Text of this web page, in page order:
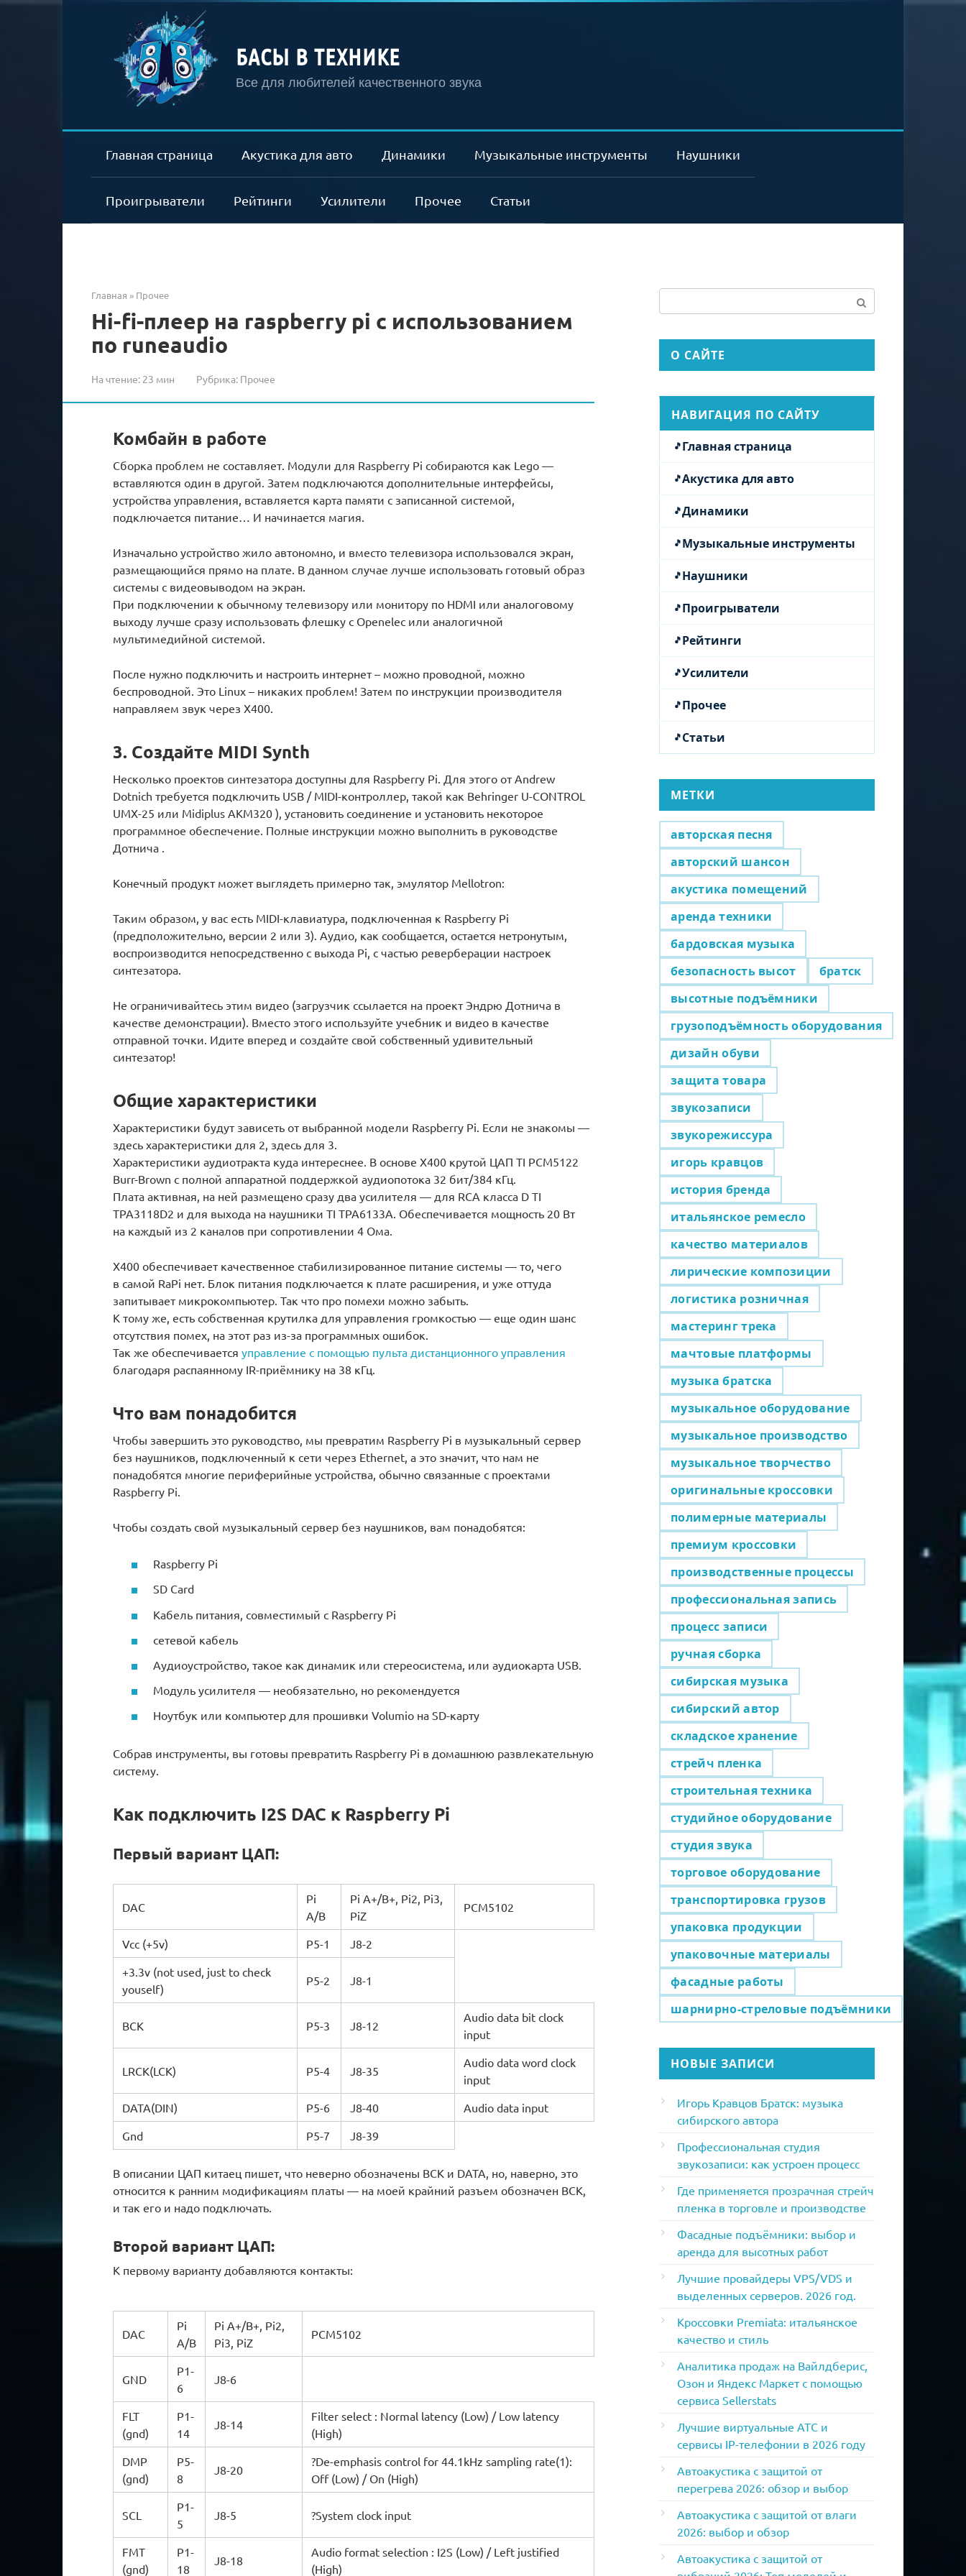
БАСЫ В ТЕХНИКЕ
Все для любителей качественного звука
Главная страница Акустика для авто Динамики Музыкальные инструменты Наушники
Проигрыватели Рейтинги Усилители Прочее Статьи
Главная » Прочее
Hi-fi-плеер на raspberry pi с использованием
по runeaudio
На чтение: 23 мин Рубрика: Прочее
Комбайн в работе
Сборка проблем не составляет. Модули для Raspberry Pi собираются как Lego —
вставляются один в другой. Затем подключаются дополнительные интерфейсы,
устройства управления, вставляется карта памяти с записанной системой,
подключается питание… И начинается магия.
Изначально устройство жило автономно, и вместо телевизора использовался экран,
размещающийся прямо на плате. В данном случае лучше использовать готовый образ
системы с видеовыводом на экран.
При подключении к обычному телевизору или монитору по HDMI или аналоговому
выходу лучше сразу использовать флешку с Openelec или аналогичной
мультимедийной системой.
После нужно подключить и настроить интернет – можно проводной, можно
беспроводной. Это Linux – никаких проблем! Затем по инструкции производителя
направляем звук через X400.
3. Создайте MIDI Synth
Несколько проектов синтезатора доступны для Raspberry Pi. Для этого от Andrew
Dotnich требуется подключить USB / MIDI-контроллер, такой как Behringer U-CONTROL
UMX-25 или Midiplus AKM320 ), установить соединение и установить некоторое
программное обеспечение. Полные инструкции можно выполнить в руководстве
Дотнича .
Конечный продукт может выглядеть примерно так, эмулятор Mellotron:
Таким образом, у вас есть MIDI-клавиатура, подключенная к Raspberry Pi
(предположительно, версии 2 или 3). Аудио, как сообщается, остается нетронутым,
воспроизводится непосредственно с выхода Pi, с частью реверберации настроек
синтезатора.
Не ограничивайтесь этим видео (загрузчик ссылается на проект Эндрю Дотнича в
качестве демонстрации). Вместо этого используйте учебник и видео в качестве
отправной точки. Идите вперед и создайте свой собственный удивительный
синтезатор!
Общие характеристики
Характеристики будут зависеть от выбранной модели Raspberry Pi. Если не знакомы —
здесь характеристики для 2, здесь для 3.
Характеристики аудиотракта куда интереснее. В основе X400 крутой ЦАП TI PCM5122
Burr-Brown с полной аппаратной поддержкой аудиопотока 32 бит/384 кГц.
Плата активная, на ней размещено сразу два усилителя — для RCA класса D TI
TPA3118D2 и для выхода на наушники TI TPA6133A. Обеспечивается мощность 20 Вт
на каждый из 2 каналов при сопротивлении 4 Ома.
X400 обеспечивает качественное стабилизированное питание системы — то, чего
в самой RaPi нет. Блок питания подключается к плате расширения, и уже оттуда
запитывает микрокомпьютер. Так что про помехи можно забыть.
К тому же, есть собственная крутилка для управления громкостью — еще один шанс
отсутствия помех, на этот раз из-за программных ошибок.
Так же обеспечивается управление с помощью пульта дистанционного управления
благодаря распаянному IR-приёмнику на 38 кГц.
Что вам понадобится
Чтобы завершить это руководство, мы превратим Raspberry Pi в музыкальный сервер
без наушников, подключенный к сети через Ethernet, а это значит, что нам не
понадобятся многие периферийные устройства, обычно связанные с проектами
Raspberry Pi.
Чтобы создать свой музыкальный сервер без наушников, вам понадобятся:
Raspberry Pi
SD Card
Кабель питания, совместимый с Raspberry Pi
сетевой кабель
Аудиоустройство, такое как динамик или стереосистема, или аудиокарта USB.
Модуль усилителя — необязательно, но рекомендуется
Ноутбук или компьютер для прошивки Volumio на SD-карту
Собрав инструменты, вы готовы превратить Raspberry Pi в домашнюю развлекательную
систему.
Как подключить I2S DAC к Raspberry Pi
Первый вариант ЦАП:
DAC
Pi
A/B
Pi A+/B+, Pi2, Pi3,
PiZ
PCM5102
Vcc (+5v) P5-1
J8-2
+3.3v (not used, just to check
youself)
P5-2 J8-1
BCK P5-3 J8-12
Audio data bit clock
input
LRCK(LCK) P5-4 J8-35
Audio data word clock
input
DATA(DIN)
P5-6 J8-40
Audio data input
Gnd
P5-7 J8-39
В описании ЦАП китаец пишет, что неверно обозначены BCK и DATA, но, наверно, это
относится к ранним модификациям платы — на моей крайний разъем обозначен BCK,
и так его и надо подключать.
Второй вариант ЦАП:
К первому варианту добавляются контакты:
DAC
Pi
A/B
Pi A+/B+, Pi2,
Pi3, PiZ
PCM5102
GND
P1-
6
J8-6
FLT
(gnd)
P1-
14
J8-14
Filter select : Normal latency (Low) / Low latency
(High)
DMP
(gnd)
P5-
8
J8-20
?De-emphasis control for 44.1kHz sampling rate(1):
Off (Low) / On (High)
SCL
P1-
5
J8-5 ?System clock input
FMT
(gnd)
P1-
18
J8-18
Audio format selection : I2S (Low) / Left justified
(High)
О САЙТЕ
НАВИГАЦИЯ ПО САЙТУ
Главная страница
Акустика для авто
Динамики
Музыкальные инструменты
Наушники
Проигрыватели
Рейтинги
Усилители
Прочее
Статьи
МЕТКИ
авторская песня
авторский шансон
акустика помещений
аренда техники
бардовская музыка
безопасность высот
братск
высотные подъёмники
грузоподъёмность оборудования
дизайн обуви
защита товара
звукозаписи
звукорежиссура
игорь кравцов
история бренда
итальянское ремесло
качество материалов
лирические композиции
логистика розничная
мастеринг трека
мачтовые платформы
музыка братска
музыкальное оборудование
музыкальное производство
музыкальное творчество
оригинальные кроссовки
полимерные материалы
премиум кроссовки
производственные процессы
профессиональная запись
процесс записи
ручная сборка
сибирская музыка
сибирский автор
складское хранение
стрейч пленка
строительная техника
студийное оборудование
студия звука
торговое оборудование
транспортировка грузов
упаковка продукции
упаковочные материалы
фасадные работы
шарнирно-стреловые подъёмники
НОВЫЕ ЗАПИСИ
Игорь Кравцов Братск: музыка
сибирского автора
Профессиональная студия
звукозаписи: как устроен процесс
Где применяется прозрачная стрейч
пленка в торговле и производстве
Фасадные подъёмники: выбор и
аренда для высотных работ
Лучшие провайдеры VPS/VDS и
выделенных серверов. 2026 год.
Кроссовки Premiata: итальянское
качество и стиль
Аналитика продаж на Вайлдберис,
Озон и Яндекс Маркет с помощью
сервиса Sellerstats
Лучшие виртуальные АТС и
сервисы IP-телефонии в 2026 году
Автоакустика с защитой от
перегрева 2026: обзор и выбор
Автоакустика с защитой от влаги
2026: выбор и обзор
Автоакустика с защитой от